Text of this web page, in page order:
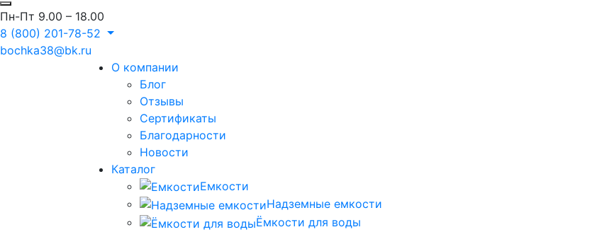
Пн-Пт 9.00 – 18.00
8 (800) 201-78-52
bochka38@bk.ru
О компании
Блог
Отзывы
Сертификаты
Благодарности
Новости
Каталог
Емкости
Надземные емкости
Ёмкости для воды